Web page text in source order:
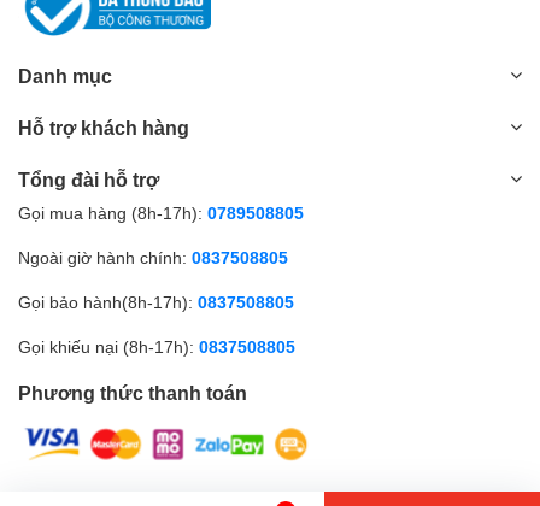
Danh mục
Hỗ trợ khách hàng
Tổng đài hỗ trợ
Gọi mua hàng (8h-17h): 0789508805
Ngoài giờ hành chính: 0837508805
Gọi bảo hành(8h-17h): 0837508805
Gọi khiếu nại (8h-17h): 0837508805
Phương thức thanh toán